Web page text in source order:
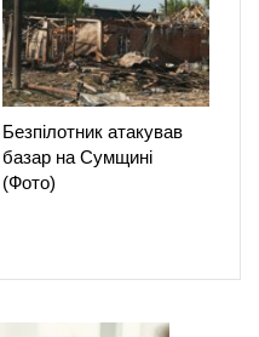
Безпілотник атакував
базар на Сумщині
(Фото)